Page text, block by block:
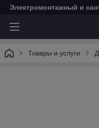
Электромонтажный и
Товары и услуги